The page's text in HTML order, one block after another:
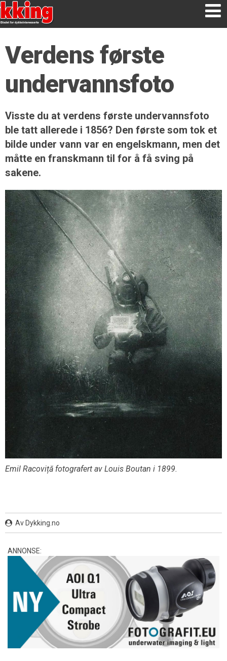
Verdens første
undervannsfoto
Visste du at verdens første undervannsfoto
ble tatt allerede i 1856? Den første som tok et
bilde under vann var en engelskmann, men det
måtte en franskmann til for å få sving på
sakene.
Emil Racoviță fotografert av Louis Boutan i 1899.
Av Dykking.no
ANNONSE: